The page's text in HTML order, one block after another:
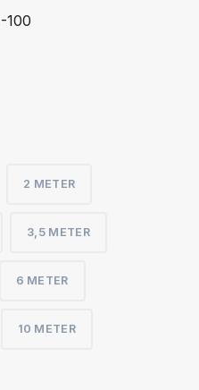
100
2 METER
3,5 METER
6 METER
10 METER